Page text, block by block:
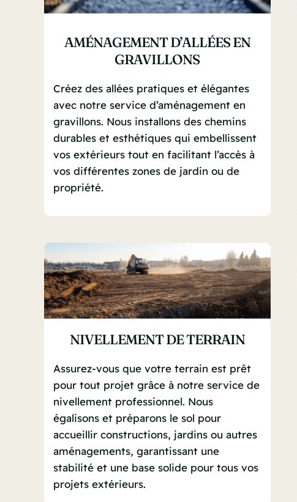
AMÉNAGEMENT D’ALLÉES EN
GRAVILLONS
Créez des allées pratiques et élégantes
avec notre service d’aménagement en
gravillons. Nous installons des chemins
durables et esthétiques qui embellissent
vos extérieurs tout en facilitant l’accès à
vos différentes zones de jardin ou de
propriété.
NIVELLEMENT DE TERRAIN
Assurez-vous que votre terrain est prêt
pour tout projet grâce à notre service de
nivellement professionnel. Nous
égalisons et préparons le sol pour
accueillir constructions, jardins ou autres
aménagements, garantissant une
stabilité et une base solide pour tous vos
projets extérieurs.